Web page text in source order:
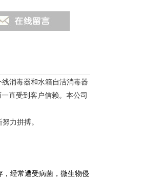
消毒器和水箱自洁消毒器
直受到客户信赖。本公司
力拼搏。
经常遭受病菌，微生物侵